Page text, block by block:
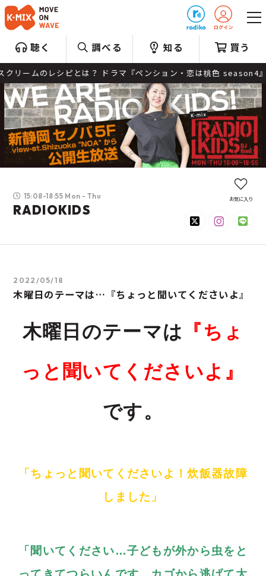
聴く 調べる 知る 買う
レシピとは？ ドラマ『ペンション・恋は桃色 season4』の秘
15:08-18:55 Mon - Thu
RADIOKIDS
お気に入り
2022/05/18
木曜日のテーマは…『ちょっと聞いてくださいよ』
木曜日のテーマは 『ちょ
っと聞いてくださいよ』
です。
「ちょっと聞いてくださいよ！炊飯器故障
しました」
「聞いてください…子どもが外から虫をと